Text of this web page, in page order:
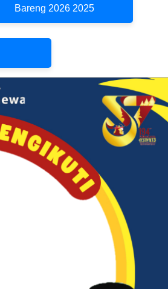
Bareng 2026 2025